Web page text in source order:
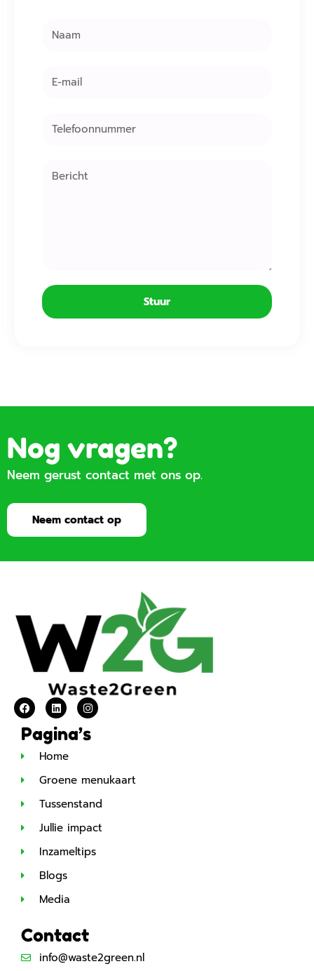
Stuur
Nog vragen?
Neem gerust contact met ons op.
Neem contact op
Pagina’s
Home
Groene menukaart
Tussenstand
Jullie impact
Inzameltips
Blogs
Media
Contact
info@waste2green.nl